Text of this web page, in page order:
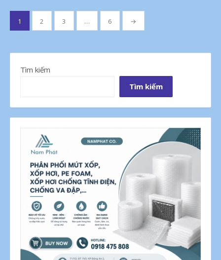
Phân
trang
1 2 3 … 6 →
Tìm kiếm
Tìm kiếm